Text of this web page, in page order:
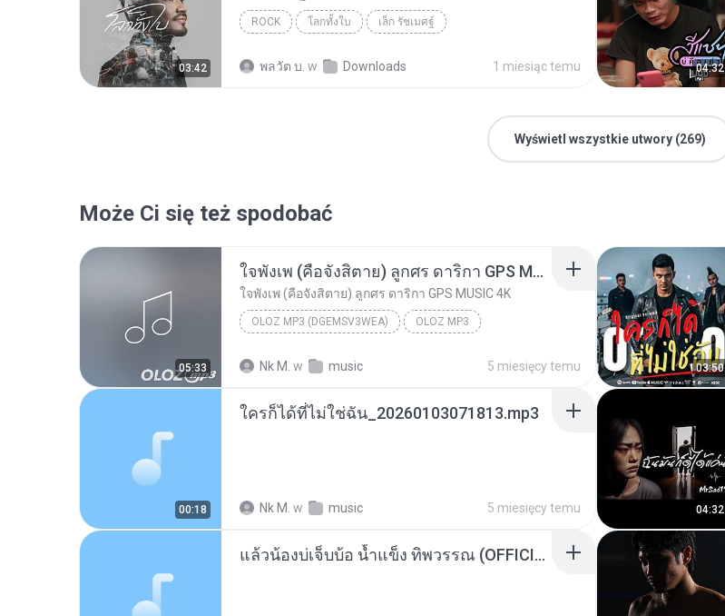
03:42
ROCK โลกทั้งใบ เล็ก รัชเมศฐ์
พลวัต บ. w Downloads 1 miesiąc temu 04:32
Wyświetl wszystkie utwory (269)
Może Ci się też spodobać
05:33
ใจพังเพ (คือจังสิตาย) ลูกศร ดาริกา GPS MUSIC 4K
ใจพังเพ (คือจังสิตาย) ลูกศร ดาริกา GPS MUSIC 4K
OLOZ MP3 (DGEMSV3WEA) OLOZ MP3
Nk M. w music 5 miesięcy temu 03:50
00:18
ใครก็ได้ที่ไม่ใช่ฉัน_20260103071813.mp3
Nk M. w music 5 miesięcy temu 04:32
แล้วน้องบ่เจ็บบ้อ น้ำแข็ง ทิพวรรณ (OFFICIAL MV)-8681b86eb2fa13b80b665829ee885d70 (1).mp3